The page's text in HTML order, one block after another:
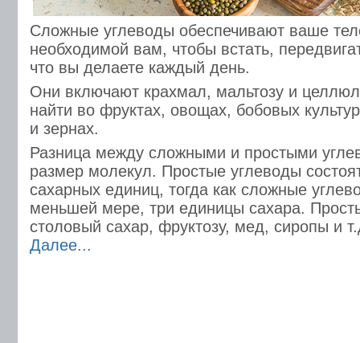
Сложные углеводы обеспечивают ваше
необходимой вам, чтобы встать,
что вы делаете каждый день.
Они включают крахмал, мальтозу и
найти во фруктах, овощах, бобовых
и зернах.
Разница между сложными и простыми
размер молекул. Простые углеводы
сахарных единиц, тогда как сложные
меньшей мере, три единицы сахара.
столовый сахар, фруктозу, мед, сиропы и
Далее...